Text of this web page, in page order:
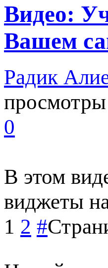
Видео:
Вашем
Радик
0
В этом
виджеты
1 2 #